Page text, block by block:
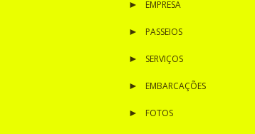
EMPRESA
PASSEIOS
SERVIÇOS
EMBARCAÇÕES
FOTOS